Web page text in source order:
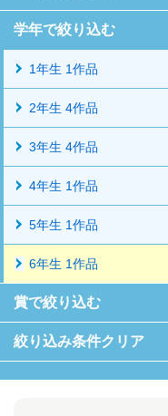
学年で絞り込む
1年生 1作品
2年生 4作品
3年生 4作品
4年生 1作品
5年生 1作品
6年生 1作品
賞で絞り込む
絞り込み条件クリア